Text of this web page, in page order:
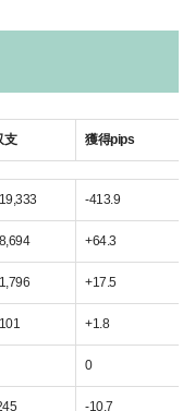
支 獲得pips
-413.9
+64.3
+17.5
+1.8
0
-10.7